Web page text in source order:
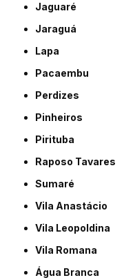
Jaguaré
Jaraguá
Lapa
Pacaembu
Perdizes
Pinheiros
Pirituba
Raposo Tavares
Sumaré
Vila Anastácio
Vila Leopoldina
Vila Romana
Água Branca